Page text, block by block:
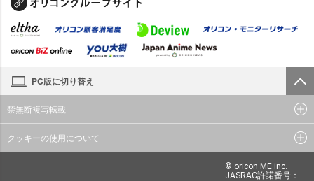
PC版に切り替え
禁無断複写転載
クッキーの使用について
© oricon ME inc.
JASRAC許諾番号：